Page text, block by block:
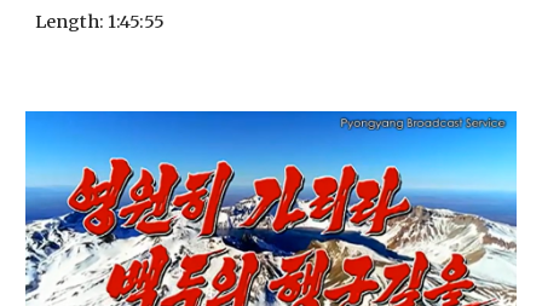
Length: 1:45:55